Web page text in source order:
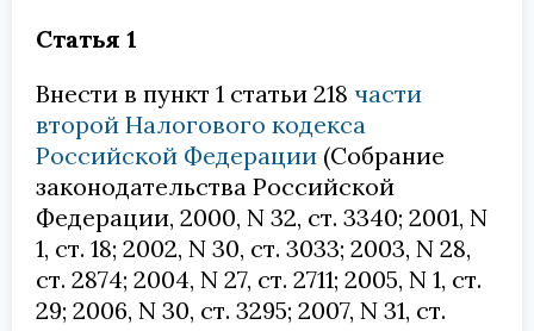
Статья 1
Внести в пункт 1 статьи 218 части
второй Налогового кодекса
Российской Федерации (Собрание
законодательства Российской
Федерации, 2000, N 32, ст. 3340; 2001, N
1, ст. 18; 2002, N 30, ст. 3033; 2003, N 28,
ст. 2874; 2004, N 27, ст. 2711; 2005, N 1, ст.
29; 2006, N 30, ст. 3295; 2007, N 31, ст.